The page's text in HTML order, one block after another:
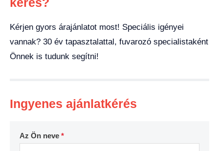
Kérjen gyors árajánlatot most! Speciális igényei
vannak? 30 év tapasztalattal, fuvarozó specialistaként
Önnek is tudunk segítni!
Ingyenes ajánlatkérés
Az Ön neve *